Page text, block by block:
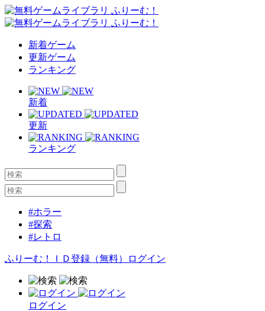
新着ゲーム
更新ゲーム
ランキング
新着
更新
ランキング
#ホラー
#探索
#レトロ
ふりーむ！ＩＤ登録（無料） ログイン
ログイン